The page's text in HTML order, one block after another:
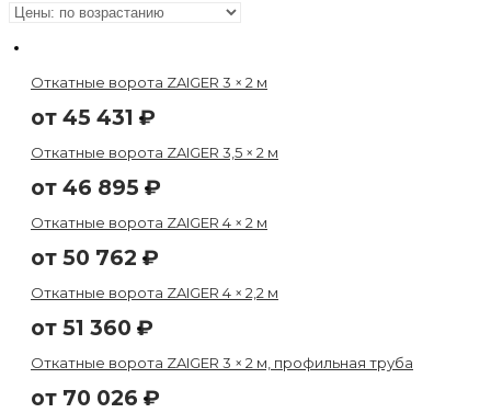
Откатные ворота ZAIGER 3 × 2 м
от 45 431 ₽
Откатные ворота ZAIGER 3,5 × 2 м
от 46 895 ₽
Откатные ворота ZAIGER 4 × 2 м
от 50 762 ₽
Откатные ворота ZAIGER 4 × 2,2 м
от 51 360 ₽
Откатные ворота ZAIGER 3 × 2 м, профильная труба
от 70 026 ₽